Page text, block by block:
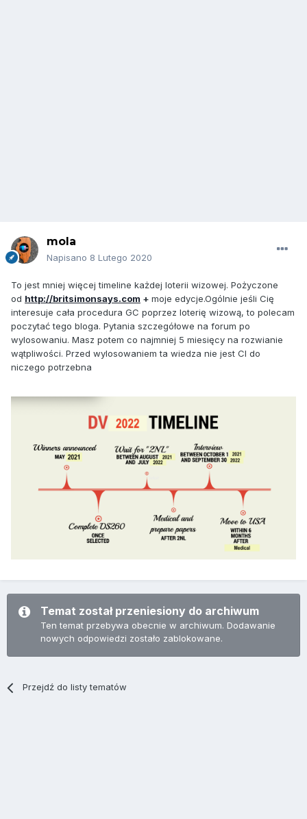
mola
Napisano 8 Lutego 2020
To jest mniej więcej timeline każdej loterii wizowej. Pożyczone
od http://britsimonsays.com + moje edycje.Ogólnie jeśli Cię
interesuje cała procedura GC poprzez loterię wizową, to polecam
poczytać tego bloga. Pytania szczegółowe na forum po
wylosowaniu. Masz potem co najmniej 5 miesięcy na rozwianie
wątpliwości. Przed wylosowaniem ta wiedza nie jest CI do
niczego potrzebna
Temat został przeniesiony do archiwum
Ten temat przebywa obecnie w archiwum. Dodawanie
nowych odpowiedzi zostało zablokowane.
Przejdź do listy tematów